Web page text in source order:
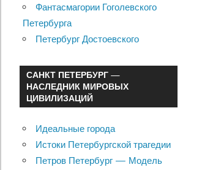
Фантасмагории Гоголевского
Петербурга
Петербург Достоевского
САНКТ ПЕТЕРБУРГ —
НАСЛЕДНИК МИРОВЫХ
ЦИВИЛИЗАЦИЙ
Идеальные города
Истоки Петербургской трагедии
Петров Петербург — Модель